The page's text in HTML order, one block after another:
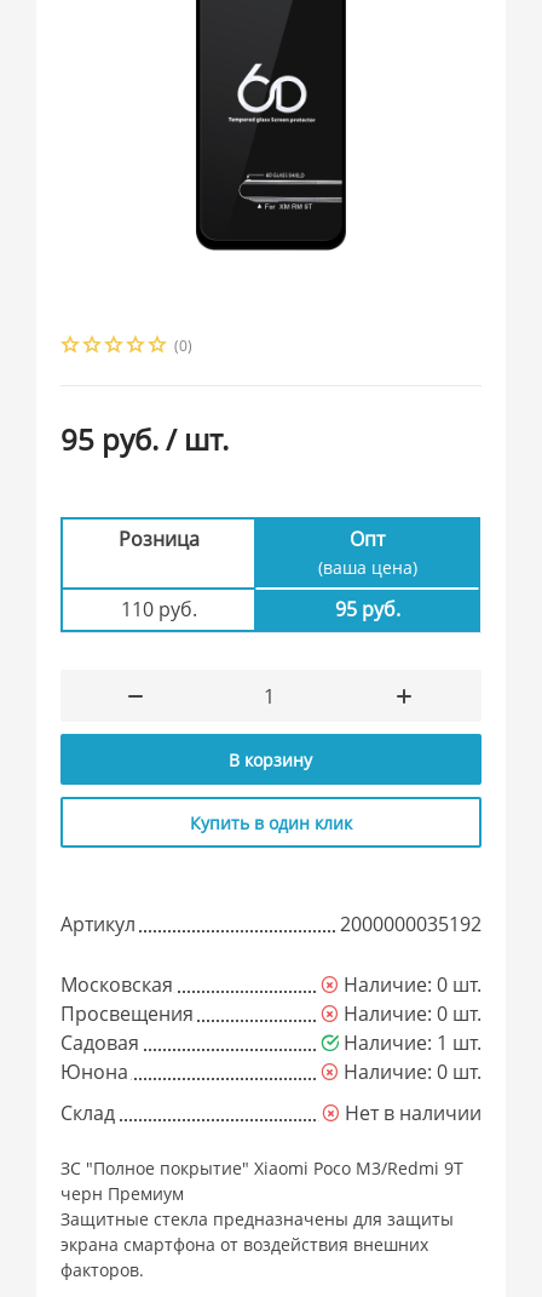
(0)
95 руб./ шт.
Розница Опт
(ваша цена)
110 руб. 95 руб.
В корзину
Купить в один клик
Артикул 2000000035192
Московская
Наличие: 0 шт.
Просвещения
Наличие: 0 шт.
Садовая
Наличие: 1 шт.
Юнона
Наличие: 0 шт.
Склад
Нет в наличии
ЗC "Полное покрытие" Xiaomi Poco M3/Redmi 9T
черн Премиум
Защитные стекла предназначены для защиты
экрана смартфона от воздействия внешних
факторов.